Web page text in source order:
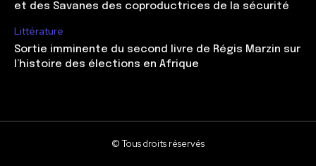
et des Savanes des coproductrices de la sécurité
Littérature
Sortie imminente du second livre de Régis Marzin sur
l’histoire des élections en Afrique
© Tous droits réservés